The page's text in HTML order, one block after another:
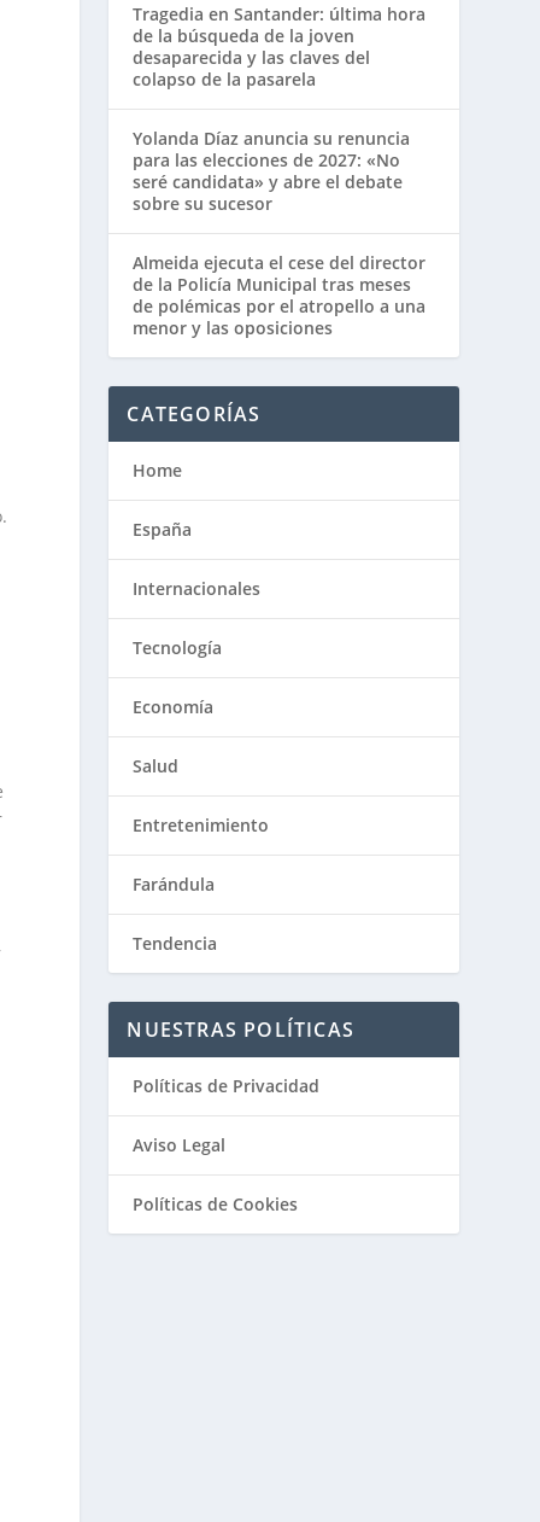
Tragedia en Santander: última hora
de la búsqueda de la joven
desaparecida y las claves del
colapso de la pasarela
Yolanda Díaz anuncia su renuncia
para las elecciones de 2027: «No
seré candidata» y abre el debate
sobre su sucesor
Almeida ejecuta el cese del director
de la Policía Municipal tras meses
de polémicas por el atropello a una
menor y las oposiciones
CATEGORÍAS
Home
España
Internacionales
Tecnología
Economía
Salud
Entretenimiento
Farándula
Tendencia
NUESTRAS POLÍTICAS
Políticas de Privacidad
Aviso Legal
Políticas de Cookies